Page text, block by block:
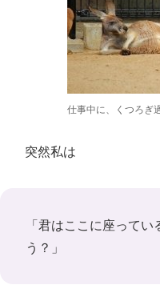
仕事中に、くつろぎ
突然私は
「君はここに座って
う？」